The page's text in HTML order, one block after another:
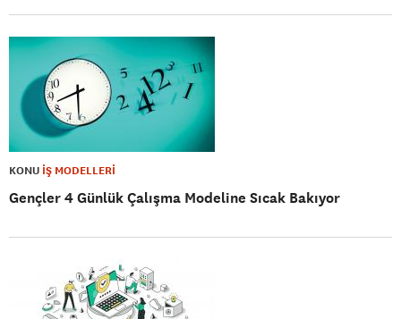
KONU İŞ MODELLERİ
Gençler 4 Günlük Çalışma Modeline Sıcak Bakıyor